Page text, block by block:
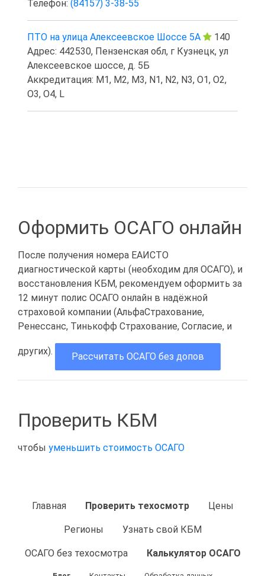
Телефон: (84157) 3-38-55
ПТО на улица Алексеевское Шоссе 5А
140
Адрес: 442530, Пензенская обл, г Кузнецк, ул
Алексеевское шоссе, д. 5Б
Аккредитация: M1, M2, M3, N1, N2, N3, O1, O2,
O3, O4, L
Оформить ОСАГО онлайн
После получения номера ЕАИСТО
диагностической карты (необходим для ОСАГО), и
восстановления КБМ, рекомендуем оформить за
12 минут полис ОСАГО онлайн в надёжной
страховой компании (АльфаСтрахование,
Ренессанс, Тинькофф Страхование, Согласие, и
других). Рассчитать ОСАГО без допов
Проверить КБМ
чтобы уменьшить стоимость ОСАГО
Главная Проверить техосмотр Цены
Регионы Узнать свой КБМ
ОСАГО без техосмотра Калькулятор ОСАГО